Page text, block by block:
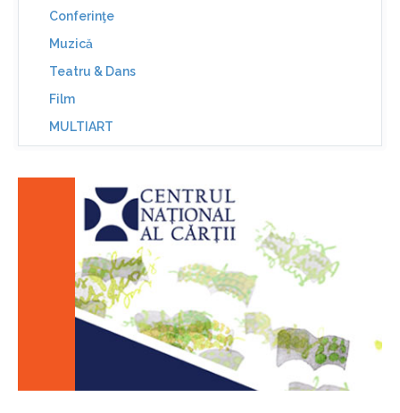
Conferinţe
Muzică
Teatru & Dans
Film
MULTIART